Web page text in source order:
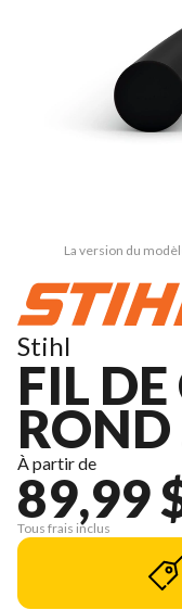
La version du
Stihl
FIL
À partir de
89,99
Tous frais inclus